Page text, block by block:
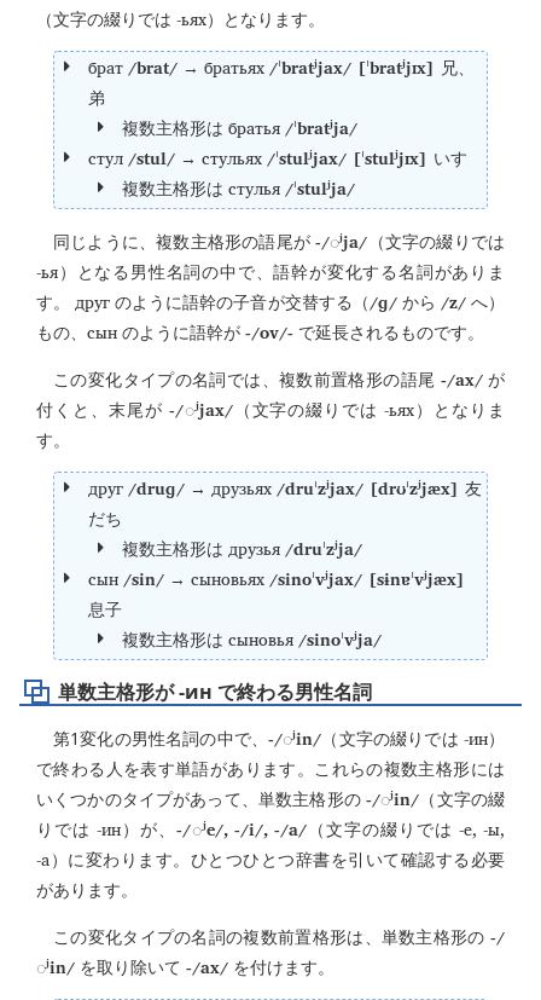
（文字の綴りでは -ьях）となります。
брат/brat/→ братьях/ˈbratʲjax/ [ˈbratʲjɪx] 兄、
弟
複数主格形は братья/ˈbratʲja/
стул/stul/→ стульях/ˈstulʲjax/ [ˈstulʲjɪx] いす
複数主格形は стулья/ˈstulʲja/
同じように、複数主格形の語尾が-/◌ʲja/ （文字の綴りでは
-ья）となる男性名詞の中で、語幹が変化する名詞がありま
す。друг のように語幹の子音が交替する（/ɡ/から /z/へ）
もの、 сын のように語幹が -/ov/- で延長されるものです。
この変化タイプの名詞では、複数前置格形の語尾 -/ax/が
付くと、末尾が -/◌ʲjax/（文字の綴りでは-ьях）となりま
す。
друг/druɡ/→ друзьях/druˈzʲjax/ [drʊˈzʲjæx] 友
だち
複数主格形は друзья/druˈzʲja/
сын/sin/→ сыновьях/sinoˈvʲjax/ [sɨnɐˈvʲjæx]
息子
複数主格形は сыновья/sinoˈvʲja/
単数主格形が -ин で終わる男性名詞
第1変化の男性名詞の中で、 -/◌ʲin/ （文字の綴りでは -ин）
で終わる人を表す単語があります。これらの複数主格形には
いくつかのタイプがあって、単数主格形の -/◌ʲin/ （文字の綴
りでは -ин）が、 -/◌ʲe/, -/i/, -/a/ （文字の綴りでは -е, -ы,
-а）に変わります。ひとつひとつ辞書を引いて確認する必要
があります。
この変化タイプの名詞の複数前置格形は、単数主格形の -/
◌ʲin/ を取り除いて -/ax/ を付けます。